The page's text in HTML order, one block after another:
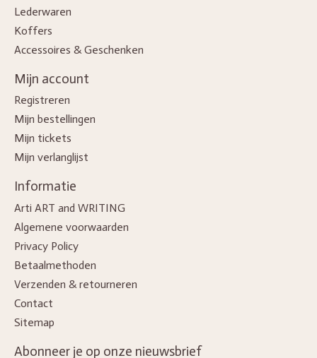
Lederwaren
Koffers
Accessoires & Geschenken
Mijn account
Registreren
Mijn bestellingen
Mijn tickets
Mijn verlanglijst
Informatie
Arti ART and WRITING
Algemene voorwaarden
Privacy Policy
Betaalmethoden
Verzenden & retourneren
Contact
Sitemap
Abonneer je op onze nieuwsbrief